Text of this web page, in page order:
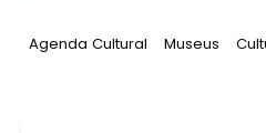
Tag:
Agenda Cultural Tag:
Museus Tag: